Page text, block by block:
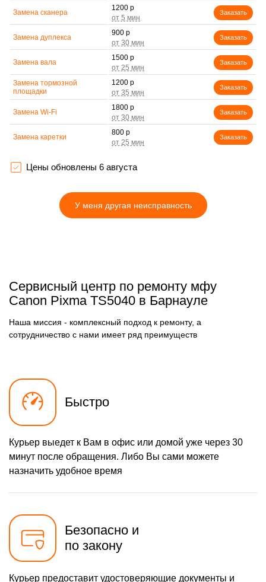
Замена сканера
1200 р
Заказать
Замена дуплекса
900 р
Заказать
Замена вала
1500 р
Заказать
Замена тормозной
площадки
1200 р
Заказать
Замена Wi-Fi
1800 р
Заказать
Замена каретки
800 р
Заказать
Замена печатной головки
Замена термопленки
2200 р
Цены обновлены 6 августа
У меня другая неисправность
Сервисный центр по ремонту мфу
Canon Pixma TS5040 в Барнауле
Наша миссия - комплексный подход к ремонту, а
сотрудничество с нами имеет ряд преимуществ
Быстро
Курьер выедет к Вам в офис или домой уже через 30
минут после обращения. Либо Вы сами можете
назначить удобное время
Безопасно и
по закону
Курьер предоставит удостоверяющие документы и